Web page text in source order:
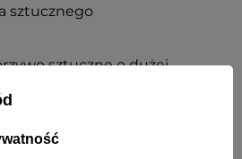
sztucznego
sztuczne o dużej